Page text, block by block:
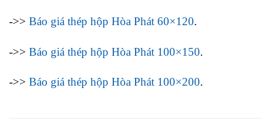
->> Báo giá thép hộp Hòa Phát 60×120.
->> Báo giá thép hộp Hòa Phát 100×150.
->> Báo giá thép hộp Hòa Phát 100×200.